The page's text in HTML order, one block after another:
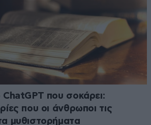
ChatGPT που σοκάρει:
που οι άνθρωποι τις
μυθιστορήματα